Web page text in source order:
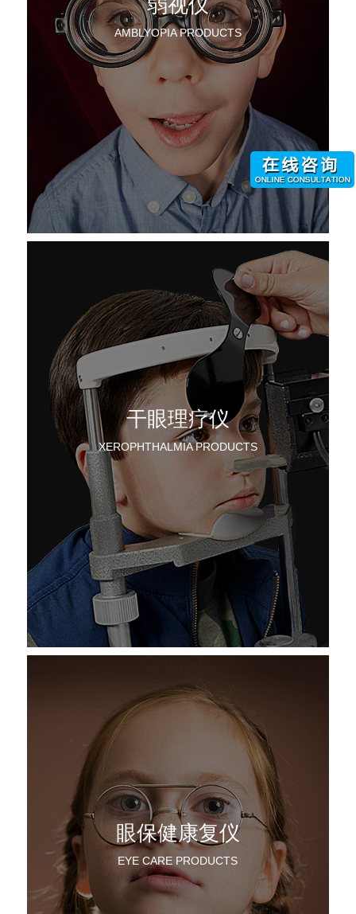
弱视仪
AMBLYOPIA PRODUCTS
干眼理疗仪
XEROPHTHALMIA PRODUCTS
眼保健康复仪
EYE CARE PRODUCTS